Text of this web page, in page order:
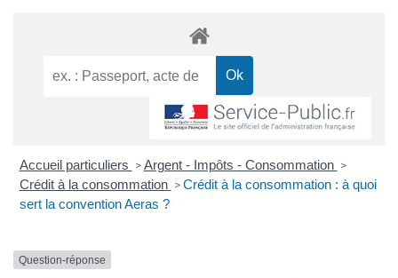
Accueil particuliers > Argent - Impôts - Consommation >
Crédit à la consommation > Crédit à la consommation : à quoi
sert la convention Aeras ?
Question-réponse